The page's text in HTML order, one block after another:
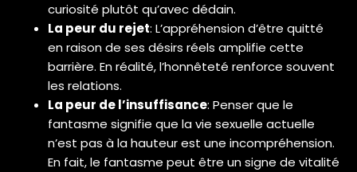
curiosité plutôt qu’avec dédain.
La peur du rejet: L’appréhension d’être quitté
en raison de ses désirs réels amplifie cette
barrière. En réalité, l’honnêteté renforce souvent
les relations.
La peur de l’insuffisance: Penser que le
fantasme signifie que la vie sexuelle actuelle
n’est pas à la hauteur est une incompréhension.
En fait, le fantasme peut être un signe de vitalité